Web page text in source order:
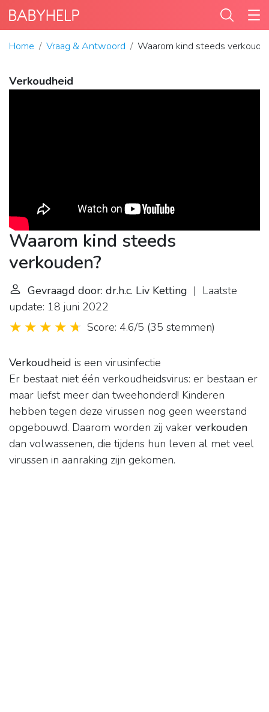
Home Vraag & Antwoord Waarom kind steeds
Verkoudheid
Waarom kind steeds
verkouden?
Gevraagd door: dr.h.c. Liv Ketting | Laatste
update: 18 juni 2022
Score: 4.6/5 (35 stemmen)
Verkoudheid is een virusinfectie
Er bestaat niet één verkoudheidsvirus: er bestaan er
maar liefst meer dan tweehonderd! Kinderen
hebben tegen deze virussen nog geen weerstand
opgebouwd. Daarom worden zij vaker verkouden
dan volwassenen, die tijdens hun leven al met veel
virussen in aanraking zijn gekomen.